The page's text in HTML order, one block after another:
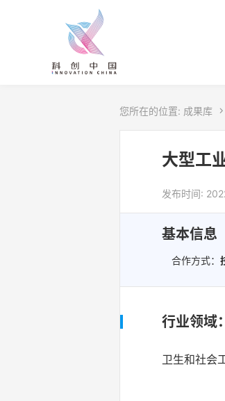
您所在的位置: 成果库 
大型工
发布时间:
基本信息
合作方式：
行业领域：
卫生和社会